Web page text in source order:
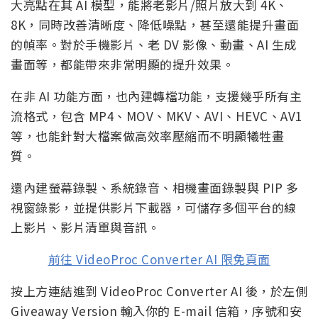
大亮點在其 AI 模型，能將老影片/照片放大到 4K、
8K，同時改善清晰度、降低噪點，甚至還能提升畫面
的幀率。對於手機影片、老 DV 影像、動畫、AI 生成
畫面等，都能帶來非常明顯的提升效果。
在非 AI 功能方面，也內建轉檔功能，支援幾乎所有主
流格式，包含 MP4、MOV、MKV、AVI、HEVC、AV1
等，也能針對大檔案做高效率壓縮而不明顯犧牲畫
質。
還內建螢幕錄製、系統錄音、相機畫面錄製與 PIP 多
視窗錄影，並提供影片下載器，可儲存多個平台的線
上影片、影片清單與音訊。
前往 VideoProc Converter AI 限免頁面
按上方連結進到 VideoProc Converter AI 後，於左側
Giveaway Version 輸入你的 E-mail 信箱，序號和安